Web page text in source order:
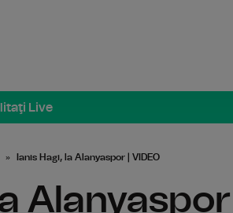
Live
Ianis Hagi, la Alanyaspor | VIDEO
Alanyaspor